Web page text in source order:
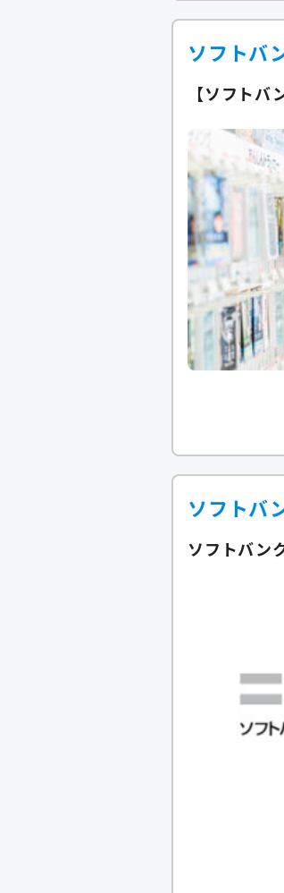
ソフトバ
【ソフト
ソフトバ
ソフトバン